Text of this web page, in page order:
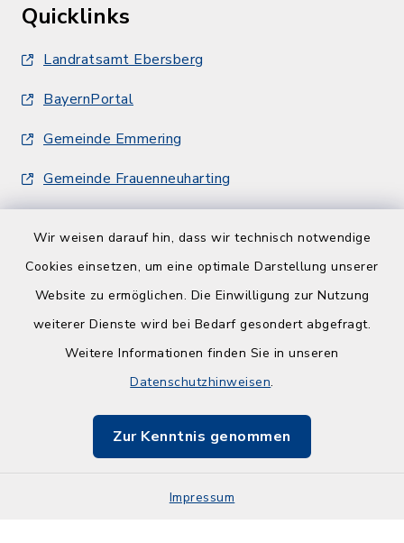
Wir weisen darauf hin, dass wir technisch notwendige
Cookies einsetzen, um eine optimale Darstellung unserer
Website zu ermöglichen. Die Einwilligung zur Nutzung
weiterer Dienste wird bei Bedarf gesondert abgefragt.
Weitere Informationen finden Sie in unseren
Datenschutzhinweisen.
Zur Kenntnis genommen
Impressum
Quicklinks
Landratsamt Ebersberg
BayernPortal
Gemeinde Emmering
Gemeinde Frauenneuharting
Barrierefreiheit
Impressum
Sitemap